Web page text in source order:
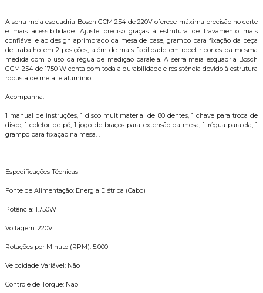
A serra meia esquadria Bosch GCM 254 de 220V oferece máxima precisão no corte
e mais acessibilidade. Ajuste preciso graças à estrutura de travamento mais
confiável e ao design aprimorado da mesa de base, grampo para fixação da peça
de trabalho em 2 posições, além de mais facilidade em repetir cortes da mesma
medida com o uso da régua de medição paralela. A serra meia esquadria Bosch
GCM 254 de 1750 W conta com toda a durabilidade e resistência devido à estrutura
robusta de metal e alumínio.
Acompanha:
1 manual de instruções, 1 disco multimaterial de 80 dentes, 1 chave para troca de
disco, 1 coletor de pó, 1 jogo de braços para extensão da mesa, 1 régua paralela, 1
grampo para fixação na mesa. .
Especificações Técnicas
Fonte de Alimentação: Energia Elétrica (Cabo)
Potência: 1.750W
Voltagem: 220V
Rotações por Minuto (RPM): 5.000
Velocidade Variável: Não
Controle de Torque: Não